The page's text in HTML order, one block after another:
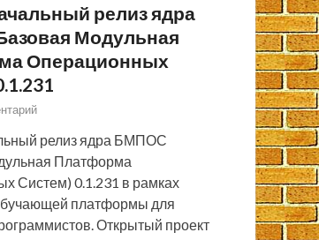
релиз ядра
Модульная
Операционных
релиз ядра БМПОС
Платформа
Систем) 0.1.231 в рамках
платформы для
Открытый проект